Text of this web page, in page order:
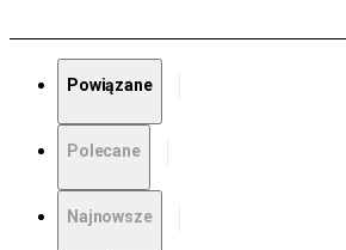
Powiązane
Polecane
Najnowsze